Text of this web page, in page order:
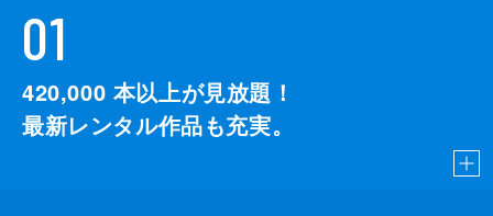
01
420,000 本以上が見放題！
最新レンタル作品も充実。